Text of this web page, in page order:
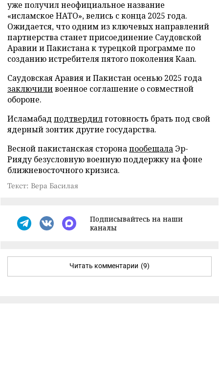
уже получил неофициальное название
«исламское НАТО», велись с конца 2025 года.
Ожидается, что одним из ключевых направлений
партнерства станет присоединение Саудовской
Аравии и Пакистана к турецкой программе по
созданию истребителя пятого поколения Kaan.
Саудовская Аравия и Пакистан осенью 2025 года
заключиливоенное соглашение о совместной
обороне.
Исламабад подтвердилготовность брать под свой
ядерный зонтик другие государства.
Весной пакистанская сторонапообещала Эр-
Рияду безусловную военную поддержку на фоне
ближневосточного кризиса.
Текст: Вера Басилая
Подписывайтесь на наши
каналы
Читать комментарии (9)